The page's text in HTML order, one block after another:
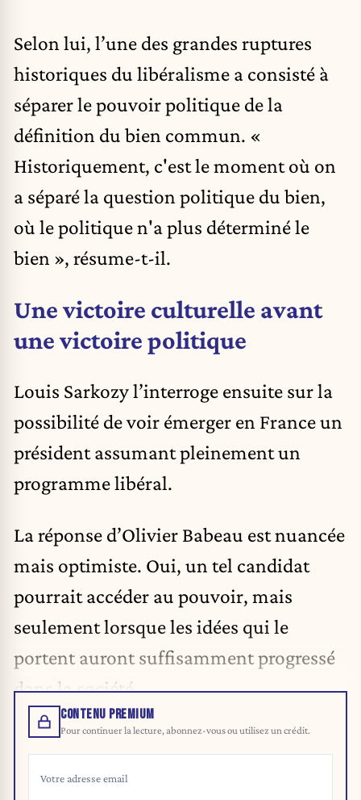
Selon lui, l’une des grandes ruptures
historiques du libéralisme a consisté à
séparer le pouvoir politique de la
définition du bien commun. «
Historiquement, c'est le moment où on
a séparé la question politique du bien,
où le politique n'a plus déterminé le
bien », résume-t-il.
Une victoire culturelle avant
une victoire politique
Louis Sarkozy l’interroge ensuite sur la
possibilité de voir émerger en France un
président assumant pleinement un
programme libéral.
La réponse d’Olivier Babeau est nuancée
mais optimiste. Oui, un tel candidat
pourrait accéder au pouvoir, mais
seulement lorsque les idées qui le
portent auront suffisamment progressé
dans la société.
CONTENU PREMIUM
Pour continuer la lecture, abonnez-vous ou utilisez un crédit.